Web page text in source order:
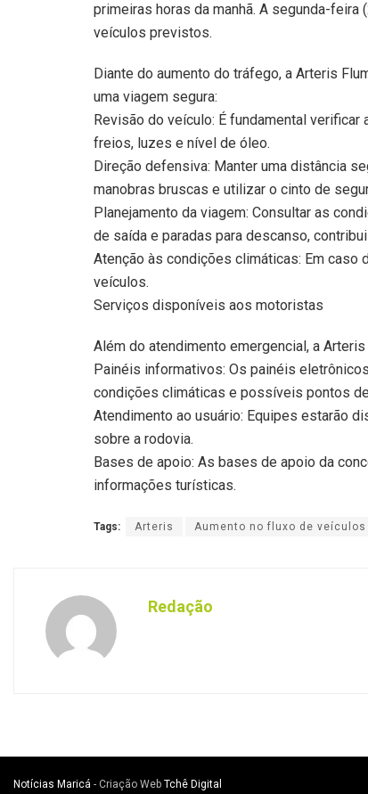
primeiras horas da manhã. A segunda-
veículos previstos.
Diante do aumento do tráfego, a Arteris
uma viagem segura:
Revisão do veículo: É fundamental
freios, luzes e nível de óleo.
Direção defensiva: Manter uma distância
manobras bruscas e utilizar o cinto de
Planejamento da viagem: Consultar as
de saída e paradas para descanso,
Atenção às condições climáticas: Em caso
veículos.
Serviços disponíveis aos motoristas
Além do atendimento emergencial, a
Painéis informativos: Os painéis
condições climáticas e possíveis pontos
Atendimento ao usuário: Equipes estarão
sobre a rodovia.
Bases de apoio: As bases de apoio da
informações turísticas.
Tags: Arteris Aumento no fluxo de veículos
Redação
Notícias Maricá - Criação Web Tchê Digital